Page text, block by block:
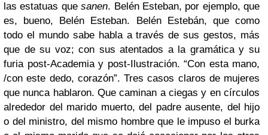
las estatuas quesanen. Belén Esteban, por ejemplo, que
es, bueno, Belén Esteban. Belén Estebán, que como
todo el mundo sabe habla a través de sus gestos, más
que de su voz; con sus atentados a la gramática y su
furia post-Academia y post-Ilustración. “Con esta mano,
/con este dedo, corazón”. Tres casos claros de mujeres
que nunca hablaron. Que caminan a ciegas y en círculos
alrededor del marido muerto, del padre ausente, del hijo
o del ministro, del mismo hombre que le impuso el burka